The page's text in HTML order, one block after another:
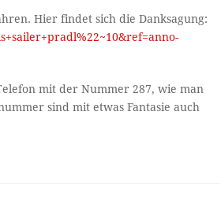
Hier findet sich die Danksagung:
mit der Nummer 287, wie man
sind mit etwas Fantasie auch